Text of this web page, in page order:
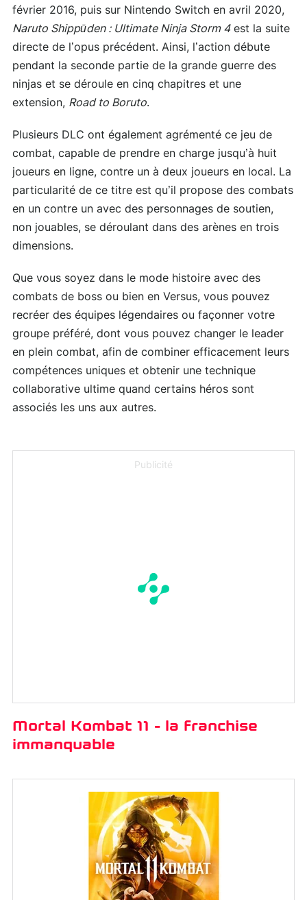
février 2016, puis sur Nintendo Switch en avril 2020,
Naruto Shippūden : Ultimate Ninja Storm 4est la suite
directe de l’opus précédent. Ainsi, l’action débute
pendant la seconde partie de la grande guerre des
ninjas et se déroule en cinq chapitres et une
extension, Road to Boruto.
Plusieurs DLC ont également agrémenté ce jeu de
combat, capable de prendre en charge jusqu’à huit
joueurs en ligne, contre un à deux joueurs en local. La
particularité de ce titre est qu’il propose des combats
en un contre un avec des personnages de soutien,
non jouables, se déroulant dans des arènes en trois
dimensions.
Que vous soyez dans le mode histoire avec des
combats de boss ou bien en Versus, vous pouvez
recréer des équipes légendaires ou façonner votre
groupe préféré, dont vous pouvez changer le leader
en plein combat, afin de combiner efficacement leurs
compétences uniques et obtenir une technique
collaborative ultime quand certains héros sont
associés les uns aux autres.
Publicité
Mortal Kombat 11 - la franchise
immanquable